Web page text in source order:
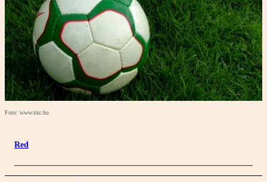
Foto: www.sxc.hu
Red